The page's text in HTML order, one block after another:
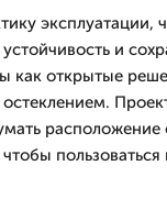
эксплуатации,
устойчивость и
как открытые